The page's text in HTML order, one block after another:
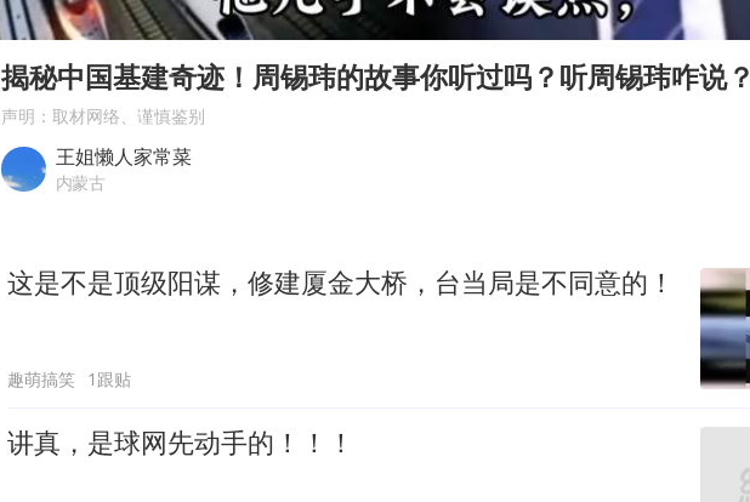
Play
00:00
揭秘中国基建奇迹！周锡玮的故事你听过吗？听周锡玮咋说？
声明：取材网络、谨慎鉴别
王姐懒人家常菜
内蒙古
这是不是顶级阳谋，修建厦金大桥，台当局是不同意的！
趣萌搞笑 1跟贴
讲真，是球网先动手的！！！